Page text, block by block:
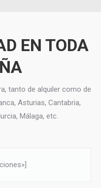
EN TODA
tanto de alquiler como de
Asturias, Cantabria,
Málaga, etc.